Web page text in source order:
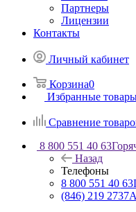
Партнеры
Лицензии
Контакты
Личный кабинет
Корзина0
Избранные
Сравнение
8 800 551 40 63
Назад
Телефоны
8 800 551 40 63
(846) 219 2737